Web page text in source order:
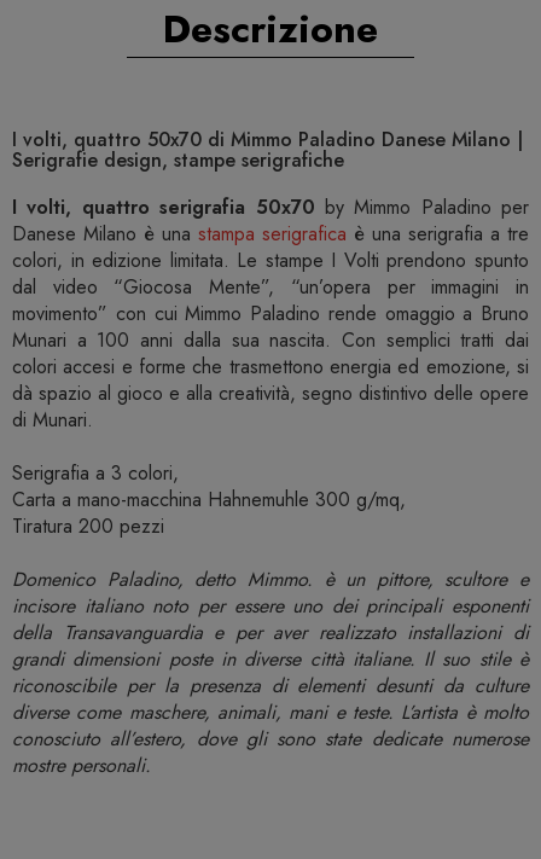
Descrizione
I volti, quattro 50x70 di Mimmo Paladino Danese Milano |
Serigrafie design, stampe serigrafiche
I volti, quattro serigrafia 50x70 by Mimmo Paladino per
Danese Milano è una stampa serigrafica è una serigrafia a tre
colori, in edizione limitata. Le stampe I Volti prendono spunto
dal video “Giocosa Mente”, “un’opera per immagini in
movimento” con cui Mimmo Paladino rende omaggio a Bruno
Munari a 100 anni dalla sua nascita. Con semplici tratti dai
colori accesi e forme che trasmettono energia ed emozione, si
dà spazio al gioco e alla creatività, segno distintivo delle opere
di Munari.
Serigrafia a 3 colori,
Carta a mano-macchina Hahnemuhle 300 g/mq,
Tiratura 200 pezzi
Domenico Paladino, detto Mimmo. è un pittore, scultore e
incisore italiano noto per essere uno dei principali esponenti
della Transavanguardia e per aver realizzato installazioni di
grandi dimensioni poste in diverse città italiane. Il suo stile è
riconoscibile per la presenza di elementi desunti da culture
diverse come maschere, animali, mani e teste. L’artista è molto
conosciuto all’estero, dove gli sono state dedicate numerose
mostre personali.